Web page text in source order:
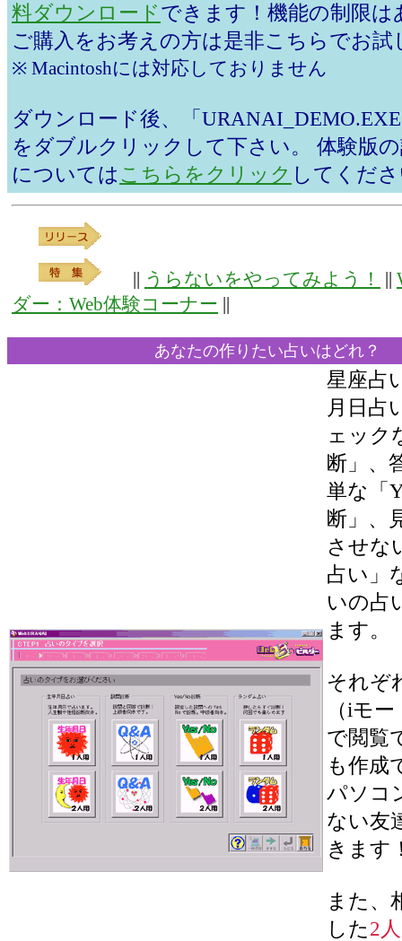
料ダウンロードできます！機能の制限は
ご購入をお考えの方は是非こちらでお試
※ Macintoshには対応しておりません
ダウンロード後、「
をダブルクリックして下さい。 体験版
についてはこちらをクリック してくだ
|| うらないをやってみよう！ ||
ダー：Web体験コーナー ||
あなたの作りたい占いはどれ？
星座占
月日占
ェック
断」、
単な「
断」、
させな
占い」
いの占
ます。
それぞ
（iモ
で閲覧
も作成
パソコ
ない友
きます
また、
した2